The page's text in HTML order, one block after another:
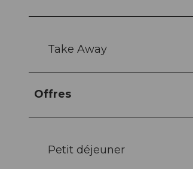
Take Away
Offres
Petit déjeuner